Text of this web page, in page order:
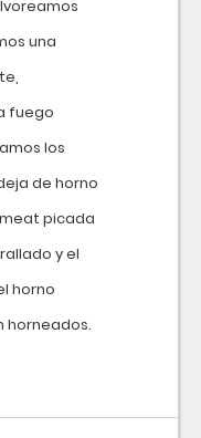
una
fuego
los
de horno
picada
y el
horno
horneados.